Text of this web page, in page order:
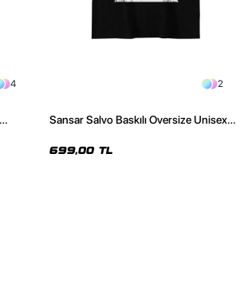
4 2
Sansar Salvo Baskılı Oversize Unisex
699,00 TL